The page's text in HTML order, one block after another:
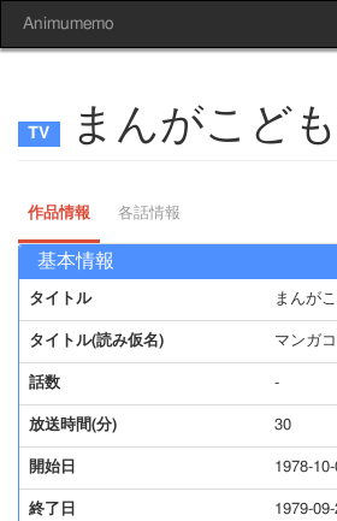
Animumemo
まんがこど
作品情報 各話情報
基本情報
タイトル まんが
タイトル(読み仮名) マンガ
話数 -
放送時間(分) 30
開始日 1978-
終了日 1979-